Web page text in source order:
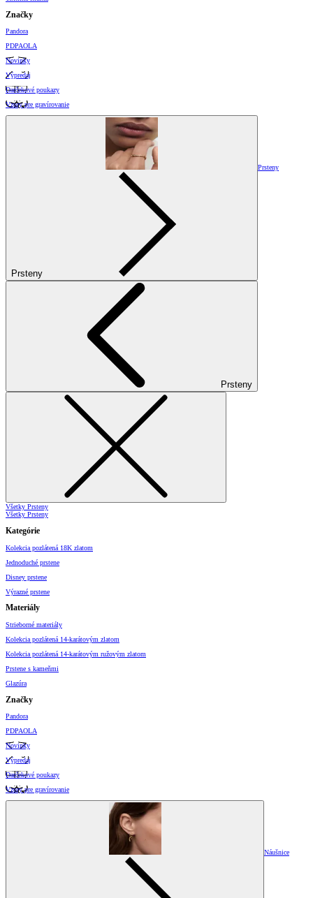
Značky
Pandora
PDPAOLA
Novinky
Výpredaj
Darčekové poukazy
Vzory pre gravírovanie
Prsteny
Prsteny
Prsteny
Všetky Prsteny
Všetky Prsteny
Kategórie
Kolekcia pozlátená 18K zlatom
Jednoduché prstene
Disney prstene
Výrazné prstene
Materiály
Strieborné materiály
Kolekcia pozlátená 14-karátovým zlatom
Kolekcia pozlátená 14-karátovým ružovým zlatom
Prstene s kameňmi
Glazúra
Značky
Pandora
PDPAOLA
Novinky
Výpredaj
Darčekové poukazy
Vzory pre gravírovanie
Náušnice